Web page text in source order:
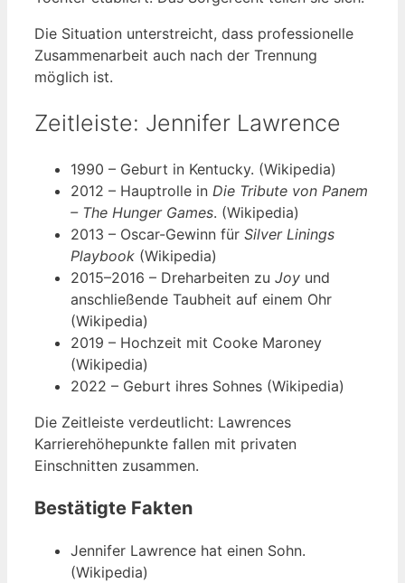
Die Situation unterstreicht, dass professionelle
Zusammenarbeit auch nach der Trennung
möglich ist.
Zeitleiste: Jennifer Lawrence
1990 – Geburt in Kentucky. (Wikipedia)
2012 – Hauptrolle in Die Tribute von Panem
– The Hunger Games. (Wikipedia)
2013 – Oscar-Gewinn für Silver Linings
Playbook (Wikipedia)
2015–2016 – Dreharbeiten zu Joy und
anschließende Taubheit auf einem Ohr
(Wikipedia)
2019 – Hochzeit mit Cooke Maroney
(Wikipedia)
2022 – Geburt ihres Sohnes (Wikipedia)
Die Zeitleiste verdeutlicht: Lawrences
Karrierehöhepunkte fallen mit privaten
Einschnitten zusammen.
Bestätigte Fakten
Jennifer Lawrence hat einen Sohn.
(Wikipedia)